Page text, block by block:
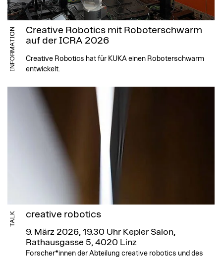
INFORMATION
Creative Robotics mit Roboterschwarm
auf der ICRA 2026
Creative Robotics hat für KUKA einen Roboterschwarm
entwickelt.
TALK creative robotics
9. März 2026, 19.30 Uhr Kepler Salon,
Rathausgasse 5, 4020 Linz
Forscher*innen der Abteilung creative robotics und des